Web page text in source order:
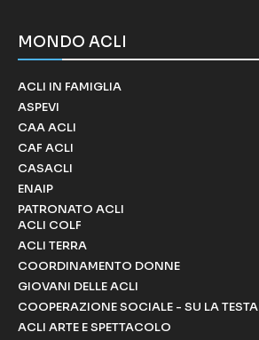
MONDO ACLI
ACLI IN FAMIGLIA
ASPEVI
CAA ACLI
CAF ACLI
CASACLI
ENAIP
PATRONATO ACLI
ACLI COLF
ACLI TERRA
COORDINAMENTO DONNE
GIOVANI DELLE ACLI
COOPERAZIONE SOCIALE - SU LA TESTA
ACLI ARTE E SPETTACOLO